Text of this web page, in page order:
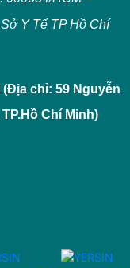
Y Tế TP Hồ Chí
(Địa chỉ: 59 Nguyễn
Chí Minh)